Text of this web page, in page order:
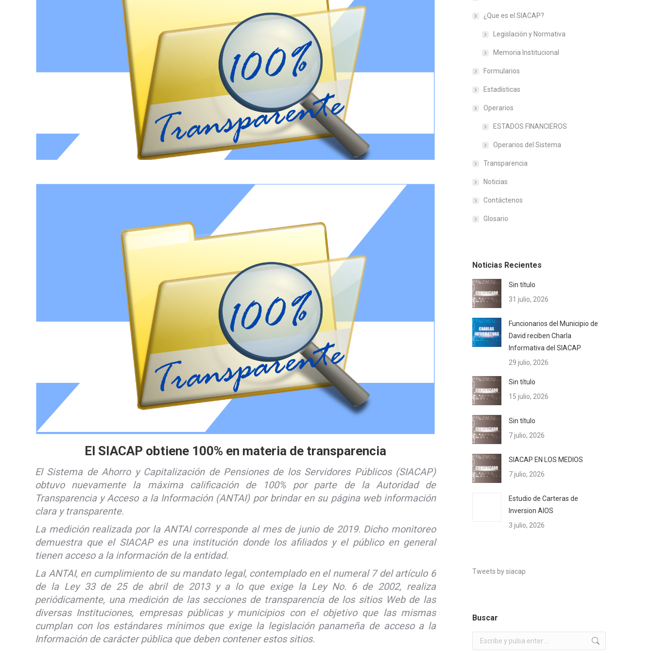
El SIACAP obtiene 100% en materia de transparencia
El Sistema de Ahorro y Capitalización de Pensiones de los Servidores Públicos (SIACAP)
obtuvo nuevamente la máxima calificación de 100% por parte de la Autoridad de
Transparencia y Acceso a la Información (ANTAI) por brindar en su página web información
clara y transparente.
La medición realizada por la ANTAI corresponde al mes de junio de 2019. Dicho monitoreo
demuestra que el SIACAP es una institución donde los afiliados y el público en general
tienen acceso a la información de la entidad.
La ANTAI, en cumplimiento de su mandato legal, contemplado en el numeral 7 del artículo 6
de la Ley 33 de 25 de abril de 2013 y a lo que exige la Ley No. 6 de 2002, realiza
periódicamente, una medición de las secciones de transparencia de los sitios Web de las
diversas Instituciones, empresas públicas y municipios con el objetivo que las mismas
cumplan con los estándares mínimos que exige la legislación panameña de acceso a la
Información de carácter pública que deben contener estos sitios.
¿Que es el SIACAP?
Legislación y Normativa
Memoria Institucional
Formularios
Estadísticas
Operarios
ESTADOS FINANCIEROS
Operarios del Sistema
Transparencia
Noticias
Contáctenos
Glosario
Noticias Recientes
Sin título
31 julio, 2026
Funcionarios del Municipio de
David reciben Charla
Informativa del SIACAP
29 julio, 2026
Sin título
15 julio, 2026
Sin título
7 julio, 2026
SIACAP EN LOS MEDIOS
7 julio, 2026
Estudio de Carteras de
Inversion AIOS
3 julio, 2026
Tweets by siacap
Buscar
Buscar: